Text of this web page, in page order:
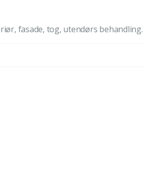
fasade, tog, utendørs behandling.